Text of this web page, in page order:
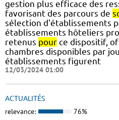
gestion plus efficace des
favorisant des parcours de
sélection d'établissements
établissements hôteliers
retenus pour ce dispositif,
chambres disponibles par
établissements figurent
12/03/2024 01:00
ACTUALITÉS
relevance: 76%